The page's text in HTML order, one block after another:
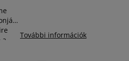
a
További információk